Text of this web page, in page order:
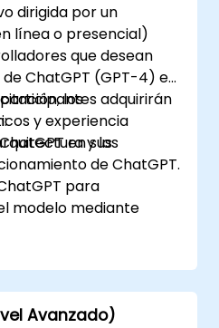
dirigida por un
línea o presencial)
que desean
ChatGPT (GPT-4) en
adquirirán
y experiencia
en sus
los
y los
de ChatGPT.
para
modelo mediante
conversacionales y
ChatGPT.
características y
por GPT-4
Avanzado)